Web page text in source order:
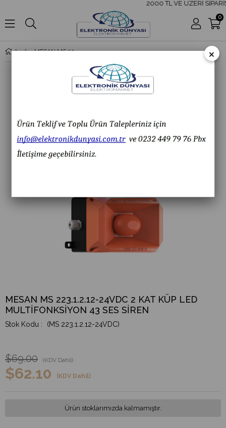
2000 TL VE ÜZERİ
0
MESAN MS 223.1.2.12-24VDC 2 KAT KÜP LED MULTİFONKSİYON 43 SES SİREN
MESAN MS 223.1.2.12-24VDC 2 KAT KÜP LED
MULTİFONKSİYON 43 SES SİREN
(MS 223.1.2.12-24VDC)
$69.00 (KDV Dahil)
$62.10 (KDV Dahil)
Ürün stoklarımızda kalmamıştır.
×